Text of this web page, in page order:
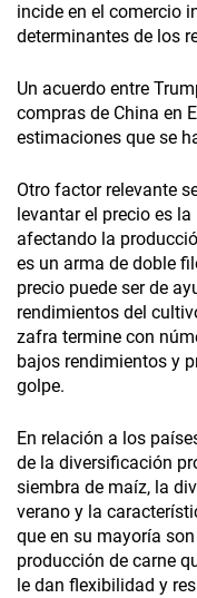
incide en el comercio
determinantes de los
Un acuerdo entre
compras de China en
estimaciones que se
Otro factor relevante
levantar el precio es
afectando la
es un arma de doble
precio puede ser de
rendimientos del
zafra termine con
bajos rendimientos y
golpe.
En relación a los
de la diversificación
siembra de maíz, la
verano y la
que en su mayoría
producción de carne
le dan flexibilidad y